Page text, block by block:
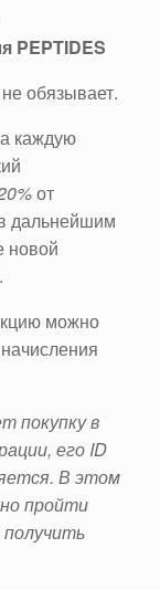
PEPTIDES
обязывает.
каждую
от
дальнейшим
новой
можно
покупку в
его ID
В этом
пройти